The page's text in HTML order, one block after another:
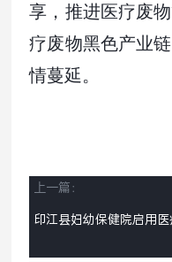
享，推进医疗废
疗废物黑色产业
情蔓延。
上一篇：
印江县妇幼保健院启用